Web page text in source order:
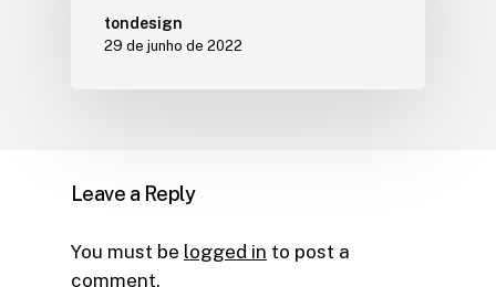
tondesign
29 de junho de 2022
Leave a Reply
You must be logged in to post a
comment.